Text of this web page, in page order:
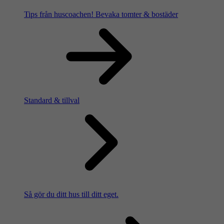
Tips från huscoachen! Bevaka tomter & bostäder
Standard & tillval
Så gör du ditt hus till ditt eget.